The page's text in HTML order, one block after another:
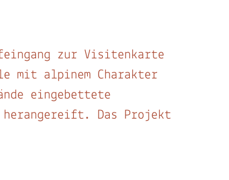
zur Visitenkarte
mit alpinem Charakter
eingebettete
Das Projekt